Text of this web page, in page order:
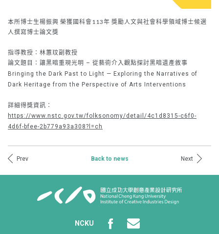
本所博士生楊振興 榮獲國科會113年 獎勵人文與社會科學領域博士候選
人撰寫博士論文獎
指導教授：林蕙玟副教授
論文題目： 讓黑暗重現光明 – 從藝術介入觀點探討黑暗遺產敘事
Bringing the Dark Past to Light — Exploring the Narratives of
Dark Heritage from the Perspective of Arts Interventions
詳細得獎資訊：
https://www.nstc.gov.tw/folksonomy/detail/4c1d8315-c6f0-
4d6f-bfee-2b779a93a308?l=ch
Prev Back to news Next
NCKU